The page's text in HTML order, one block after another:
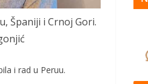
Španiji i Crnoj Gori.
i rad u Peruu.